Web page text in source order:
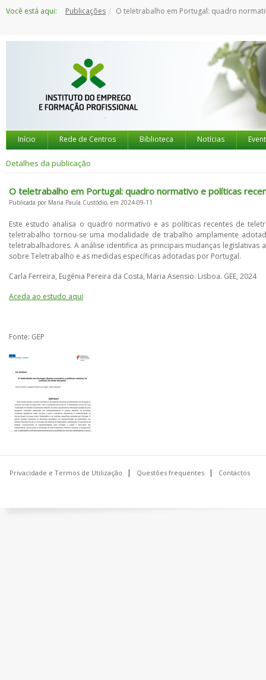
paraVocê está aqui: Publicações O teletrabalho em Portugal: quadro normativo e políticas recentes no contexto da União
Início Rede de Centros Biblioteca Notícias
Detalhes da publicação
O teletrabalho em Portugal: quadro normativo e políticas
Publicada por Maria Paula Custódio, em 2024-09-11
Este estudo analisa o quadro normativo e as políticas recentes de
teletrabalho tornou-se uma modalidade de trabalho amplamente
teletrabalhadores. A análise identifica as principais mudanças
sobre Teletrabalho e as medidas específicas adotadas por Portugal.
Carla Ferreira, Eugénia Pereira da Costa, Maria Asensio. Lisboa. GEE, 2024
Aceda ao estudo aqui
Fonte: GEP
Privacidade e Termos de Utilização Questões frequentes Contactos